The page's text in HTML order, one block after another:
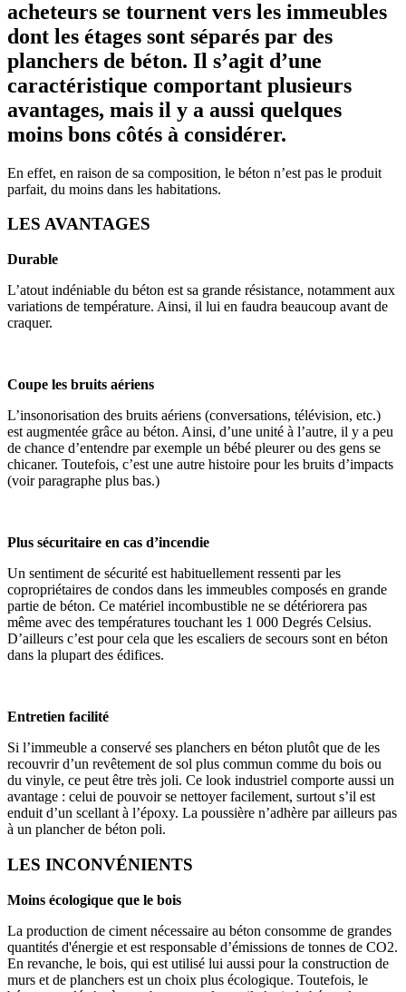
acheteurs se tournent vers les immeubles
dont les étages sont séparés par des
planchers de béton. Il s’agit d’une
caractéristique comportant plusieurs
avantages, mais il y a aussi quelques
moins bons côtés à considérer.
En effet, en raison de sa composition, le béton n’est pas le produit
parfait, du moins dans les habitations.
LES AVANTAGES
Durable
L’atout indéniable du béton est sa grande résistance, notamment aux
variations de température. Ainsi, il lui en faudra beaucoup avant de
craquer.
Coupe les bruits aériens
L’insonorisation des bruits aériens (conversations, télévision, etc.)
est augmentée grâce au béton. Ainsi, d’une unité à l’autre, il y a peu
de chance d’entendre par exemple un bébé pleurer ou des gens se
chicaner. Toutefois, c’est une autre histoire pour les bruits d’impacts
(voir paragraphe plus bas.)
Plus sécuritaire en cas d’incendie
Un sentiment de sécurité est habituellement ressenti par les
copropriétaires de condos dans les immeubles composés en grande
partie de béton. Ce matériel incombustible ne se détériorera pas
même avec des températures touchant les 1 000 Degrés Celsius.
D’ailleurs c’est pour cela que les escaliers de secours sont en béton
dans la plupart des édifices.
Entretien facilité
Si l’immeuble a conservé ses planchers en béton plutôt que de les
recouvrir d’un revêtement de sol plus commun comme du bois ou
du vinyle, ce peut être très joli. Ce look industriel comporte aussi un
avantage : celui de pouvoir se nettoyer facilement, surtout s’il est
enduit d’un scellant à l’époxy. La poussière n’adhère par ailleurs pas
à un plancher de béton poli.
LES INCONVÉNIENTS
Moins écologique que le bois
La production de ciment nécessaire au béton consomme de grandes
quantités d'énergie et est responsable d’émissions de tonnes de CO2.
En revanche, le bois, qui est utilisé lui aussi pour la construction de
murs et de planchers est un choix plus écologique. Toutefois, le